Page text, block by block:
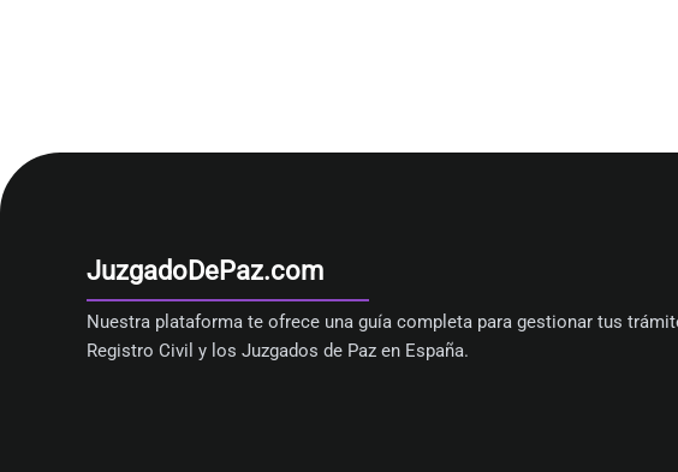
JuzgadoDePaz.com
Nuestra plataforma te ofrece una guía completa para gestionar tus
Registro Civil y los Juzgados de Paz en España.